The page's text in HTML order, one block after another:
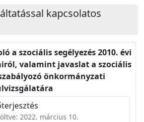
kapcsolatos
a szociális segélyezés 2010. évi
valamint javaslat a szociális
önkormányzati
2022. március 10.